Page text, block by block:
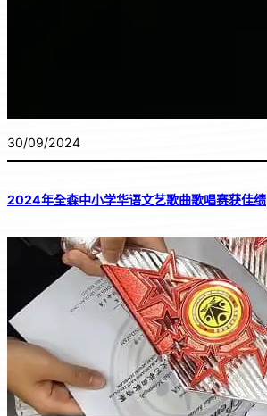
30/09/2024
2024年全森中小学华语文艺歌曲歌唱赛获佳绩